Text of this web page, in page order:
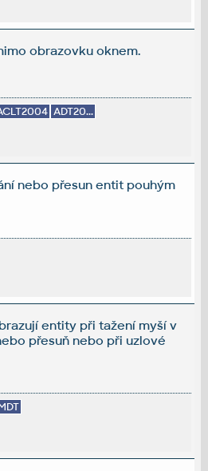
obrazovku oknem.
ADT20...
nebo přesun entit pouhým
entity při tažení myší v
přesuň nebo při uzlové